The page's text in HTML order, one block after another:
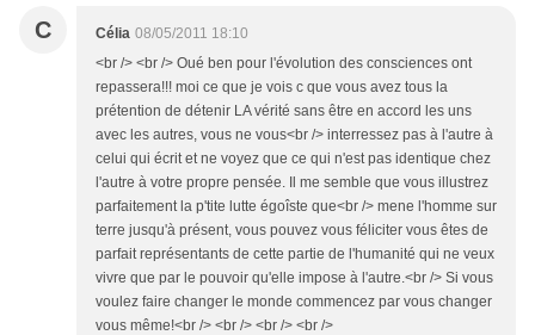
C Célia 08/05/2011 18:10
<br /> <br /> Oué ben pour l'évolution des consciences ont
repassera!!! moi ce que je vois c que vous avez tous la
prétention de détenir LA vérité sans être en accord les uns
avec les autres, vous ne vous<br /> interressez pas à l'autre à
celui qui écrit et ne voyez que ce qui n'est pas identique chez
l'autre à votre propre pensée. Il me semble que vous illustrez
parfaitement la p'tite lutte égoîste que<br /> mene l'homme sur
terre jusqu'à présent, vous pouvez vous féliciter vous êtes de
parfait représentants de cette partie de l'humanité qui ne veux
vivre que par le pouvoir qu'elle impose à l'autre.<br /> Si vous
voulez faire changer le monde commencez par vous changer
vous même!<br /> <br /> <br /> <br />